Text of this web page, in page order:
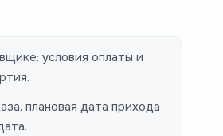
условия оплаты и
плановая дата прихода